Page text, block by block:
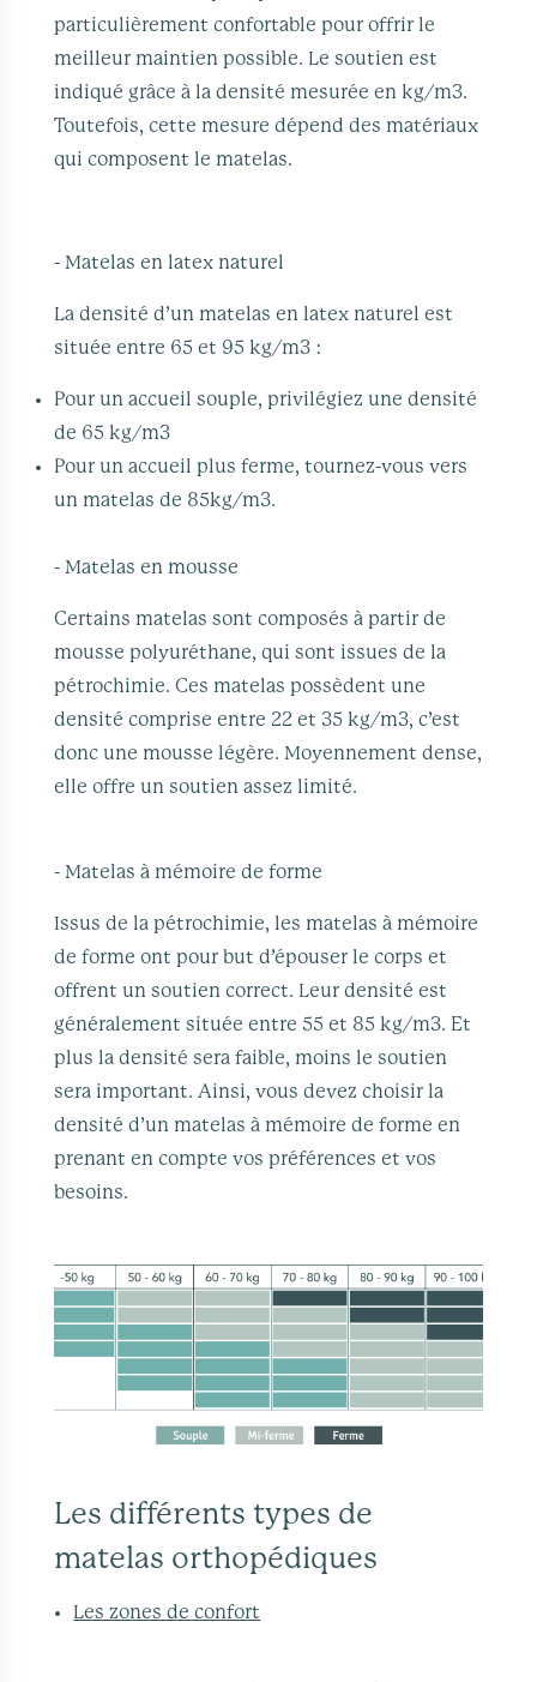
particulièrement confortable pour offrir le
meilleur maintien possible. Le soutien est
indiqué grâce à la densité mesurée en kg/m3.
Toutefois, cette mesure dépend des matériaux
qui composent le matelas.
- Matelas en latex naturel
La densité d’un matelas en latex naturel est
située entre 65 et 95 kg/m3 :
Pour un accueil souple, privilégiez une densité
de 65 kg/m3
Pour un accueil plus ferme, tournez-vous vers
un matelas de 85kg/m3.
- Matelas en mousse
Certains matelas sont composés à partir de
mousse polyuréthane, qui sont issues de la
pétrochimie. Ces matelas possèdent une
densité comprise entre 22 et 35 kg/m3, c’est
donc une mousse légère. Moyennement dense,
elle offre un soutien assez limité.
- Matelas à mémoire de forme
Issus de la pétrochimie, les matelas à mémoire
de forme ont pour but d’épouser le corps et
offrent un soutien correct. Leur densité est
généralement située entre 55 et 85 kg/m3. Et
plus la densité sera faible, moins le soutien
sera important. Ainsi, vous devez choisir la
densité d’un matelas à mémoire de forme en
prenant en compte vos préférences et vos
besoins.
Les différents types de
matelas orthopédiques
Les zones de confort